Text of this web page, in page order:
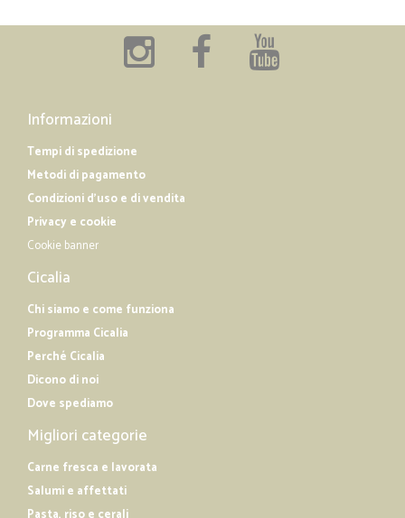
Informazioni
Tempi di spedizione
Metodi di pagamento
Condizioni d'uso e di vendita
Privacy e cookie
Cookie banner
Cicalia
Chi siamo e come funziona
Programma Cicalia
Perché Cicalia
Dicono di noi
Dove spediamo
Migliori categorie
Carne fresca e lavorata
Salumi e affettati